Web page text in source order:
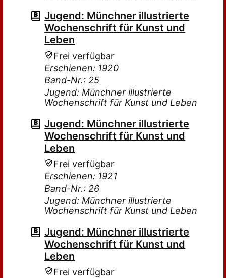
Jugend: Münchner illustrierte
Wochenschrift für Kunst und
Leben
Frei verfügbar
Erschienen: 1920
Band-Nr.: 25
Jugend: Münchner illustrierte
Wochenschrift für Kunst und Leben
Jugend: Münchner illustrierte
Wochenschrift für Kunst und
Leben
Frei verfügbar
Erschienen: 1921
Band-Nr.: 26
Jugend: Münchner illustrierte
Wochenschrift für Kunst und Leben
Jugend: Münchner illustrierte
Wochenschrift für Kunst und
Leben
Frei verfügbar